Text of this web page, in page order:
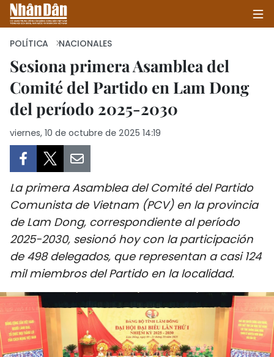
INICIO
POLÍTICA
SALUD - MEDIO AMBIENTE
CULTURA - ENTRETENIMIENTO
INTERNACIONAL
DEPORTES
VIAJES
PUENTE DE AMISTAD
POLÍTICA NACIONALES
Sesiona primera Asamblea del
Comité del Partido en Lam Dong
del período 2025-2030
viernes, 10 de octubre de 2025 14:19
La primera Asamblea del Comité del Partido
Comunista de Vietnam (PCV) en la provincia
de Lam Dong, correspondiente al período
2025-2030, sesionó hoy con la participación
de 498 delegados, que representan a casi 124
mil miembros del Partido en la localidad.